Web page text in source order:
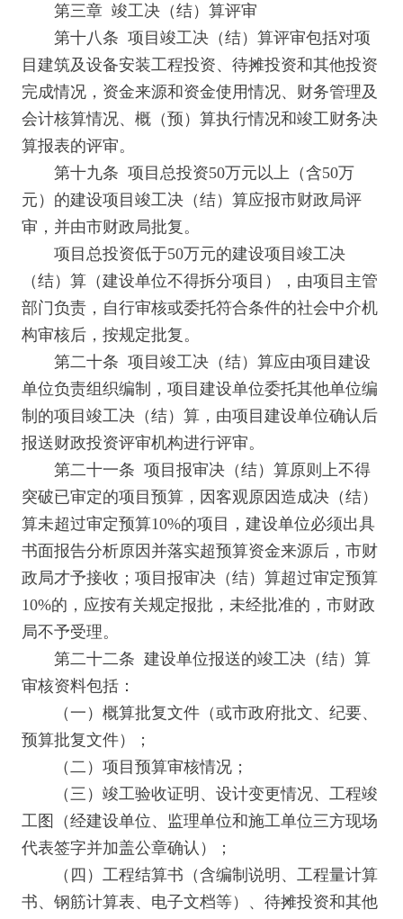
第三章 竣工决（结）算评审
第十八条 项目竣工决（结）算评审包括对项
目建筑及设备安装工程投资、待摊投资和其他投资
完成情况，资金来源和资金使用情况、财务管理及
会计核算情况、概（预）算执行情况和竣工财务决
算报表的评审。
第十九条 项目总投资50万元以上（含50万
元）的建设项目竣工决（结）算应报市财政局评
审，并由市财政局批复。
项目总投资低于50万元的建设项目竣工决
（结）算（建设单位不得拆分项目），由项目主管
部门负责，自行审核或委托符合条件的社会中介机
构审核后，按规定批复。
第二十条 项目竣工决（结）算应由项目建设
单位负责组织编制，项目建设单位委托其他单位编
制的项目竣工决（结）算，由项目建设单位确认后
报送财政投资评审机构进行评审。
第二十一条 项目报审决（结）算原则上不得
突破已审定的项目预算，因客观原因造成决（结）
算未超过审定预算10%的项目，建设单位必须出具
书面报告分析原因并落实超预算资金来源后，市财
政局才予接收；项目报审决（结）算超过审定预算
10%的，应按有关规定报批，未经批准的，市财政
局不予受理。
第二十二条 建设单位报送的竣工决（结）算
审核资料包括：
（一）概算批复文件（或市政府批文、纪要、
预算批复文件）；
（二）项目预算审核情况；
（三）竣工验收证明、设计变更情况、工程竣
工图（经建设单位、监理单位和施工单位三方现场
代表签字并加盖公章确认）；
（四）工程结算书（含编制说明、工程量计算
书、钢筋计算表、电子文档等）、待摊投资和其他